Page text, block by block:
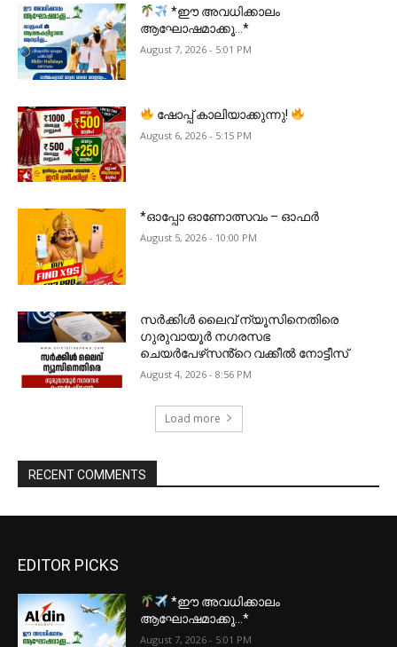
*ഈ അവധിക്കാലം
ആഘോഷമാക്കൂ…*
August 7, 2026 - 5:01 PM
ഷോപ്പ് കാലിയാക്കുന്നു!
August 6, 2026 - 5:15 PM
*ഓപ്പോ ഓണോത്സവം – ഓഫർ
August 5, 2026 - 10:00 PM
സർക്കിൾ ലൈവ് ന്യൂസിനെതിരെ
ഗുരുവായൂർ നഗരസഭ
ചെയർപേഴ്‌സൻ്റെ വക്കീൽ നോട്ടീസ്
August 4, 2026 - 8:56 PM
Load more
RECENT COMMENTS
EDITOR PICKS
*ഈ അവധിക്കാലം
ആഘോഷമാക്കൂ…*
August 7, 2026 - 5:01 PM